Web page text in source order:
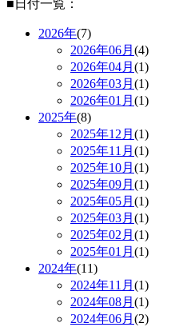
■日付一覧：
2026年(7)
2026年06月 (4)
2026年04月 (1)
2026年03月 (1)
2026年01月 (1)
2025年(8)
2025年12月 (1)
2025年11月 (1)
2025年10月 (1)
2025年09月 (1)
2025年05月 (1)
2025年03月 (1)
2025年02月 (1)
2025年01月 (1)
2024年(11)
2024年11月 (1)
2024年08月 (1)
2024年06月 (2)